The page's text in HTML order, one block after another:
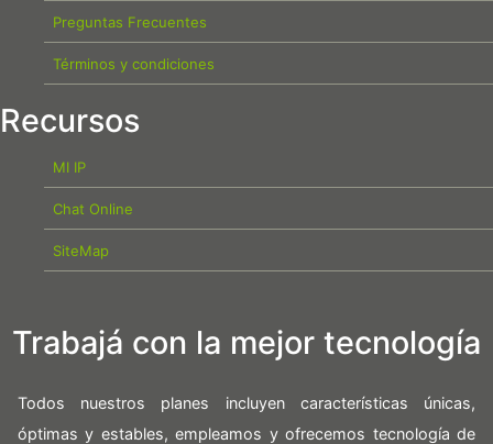
Preguntas Frecuentes
Términos y condiciones
Recursos
MI IP
Chat Online
SiteMap
Trabajá con la mejor tecnología
Todos nuestros planes incluyen características únicas,
óptimas y estables, empleamos y ofrecemos tecnología de